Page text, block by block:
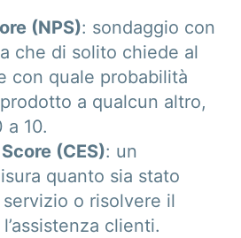
(NPS): sondaggio con
che di solito chiede al
con quale probabilità
a qualcun altro,
a 10.
(CES): un
quanto sia stato
o risolvere il
clienti.